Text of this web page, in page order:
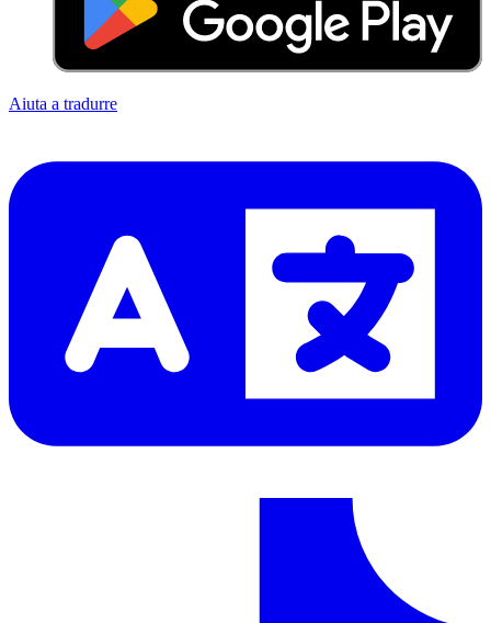
Aiuta a tradurre